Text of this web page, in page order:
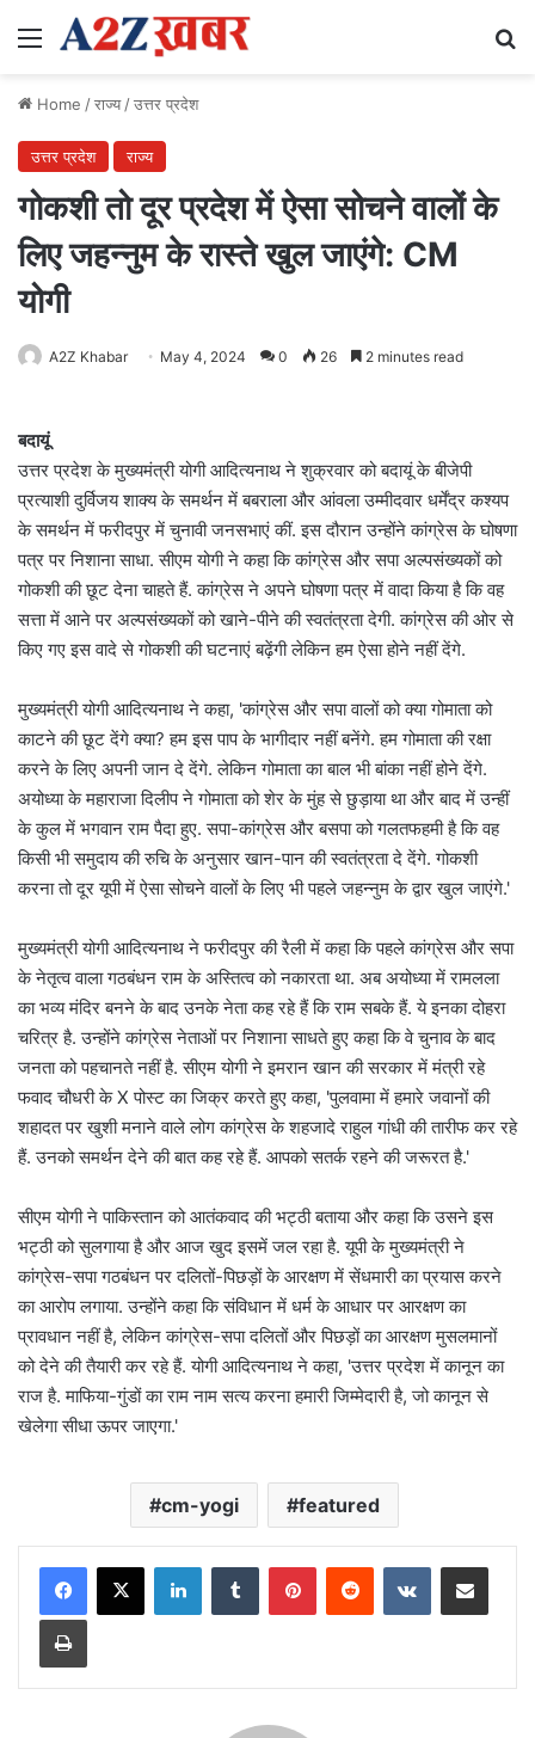
Menu
Home /राज्य/उत्तर प्रदेश
उत्तर प्रदेश राज्य
गोकशी तो दूर प्रदेश में ऐसा सोचने वालों के
लिए जहन्नुम के रास्ते खुल जाएंगे: CM
योगी
A2Z Khabar May 4, 2024 0 26 2 minutes read
बदायूं
उत्तर प्रदेश के मुख्यमंत्री योगी आदित्यनाथ ने शुक्रवार को बदायूं के बीजेपी
प्रत्याशी दुर्विजय शाक्य के समर्थन में बबराला और आंवला उम्मीदवार धर्मेंद्र कश्यप
के समर्थन में फरीदपुर में चुनावी जनसभाएं कीं. इस दौरान उन्होंने कांग्रेस के घोषणा
पत्र पर निशाना साधा. सीएम योगी ने कहा कि कांग्रेस और सपा अल्पसंख्यकों को
गोकशी की छूट देना चाहते हैं. कांग्रेस ने अपने घोषणा पत्र में वादा किया है कि वह
सत्ता में आने पर अल्पसंख्यकों को खाने-पीने की स्वतंत्रता देगी. कांग्रेस की ओर से
किए गए इस वादे से गोकशी की घटनाएं बढ़ेंगी लेकिन हम ऐसा होने नहीं देंगे.
मुख्यमंत्री योगी आदित्यनाथ ने कहा, 'कांग्रेस और सपा वालों को क्या गोमाता को
काटने की छूट देंगे क्या? हम इस पाप के भागीदार नहीं बनेंगे. हम गोमाता की रक्षा
करने के लिए अपनी जान दे देंगे. लेकिन गोमाता का बाल भी बांका नहीं होने देंगे.
अयोध्या के महाराजा दिलीप ने गोमाता को शेर के मुंह से छुड़ाया था और बाद में उन्हीं
के कुल में भगवान राम पैदा हुए. सपा-कांग्रेस और बसपा को गलतफहमी है कि वह
किसी भी समुदाय की रुचि के अनुसार खान-पान की स्वतंत्रता दे देंगे. गोकशी
करना तो दूर यूपी में ऐसा सोचने वालों के लिए भी पहले जहन्नुम के द्वार खुल जाएंगे.'
मुख्यमंत्री योगी आदित्यनाथ ने फरीदपुर की रैली में कहा कि पहले कांग्रेस और सपा
के नेतृत्व वाला गठबंधन राम के अस्तित्व को नकारता था. अब अयोध्या में रामलला
का भव्य मंदिर बनने के बाद उनके नेता कह रहे हैं कि राम सबके हैं. ये इनका दोहरा
चरित्र है. उन्होंने कांग्रेस नेताओं पर निशाना साधते हुए कहा कि वे चुनाव के बाद
जनता को पहचानते नहीं है. सीएम योगी ने इमरान खान की सरकार में मंत्री रहे
फवाद चौधरी के X पोस्ट का जिक्र करते हुए कहा, 'पुलवामा में हमारे जवानों की
शहादत पर खुशी मनाने वाले लोग कांग्रेस के शहजादे राहुल गांधी की तारीफ कर रहे
हैं. उनको समर्थन देने की बात कह रहे हैं. आपको सतर्क रहने की जरूरत है.'
सीएम योगी ने पाकिस्तान को आतंकवाद की भट्ठी बताया और कहा कि उसने इस
भट्ठी को सुलगाया है और आज खुद इसमें जल रहा है. यूपी के मुख्यमंत्री ने
कांग्रेस-सपा गठबंधन पर दलितों-पिछड़ों के आरक्षण में सेंधमारी का प्रयास करने
का आरोप लगाया. उन्होंने कहा कि संविधान में धर्म के आधार पर आरक्षण का
प्रावधान नहीं है, लेकिन कांग्रेस-सपा दलितों और पिछड़ों का आरक्षण मुसलमानों
को देने की तैयारी कर रहे हैं. योगी आदित्यनाथ ने कहा, 'उत्तर प्रदेश में कानून का
राज है. माफिया-गुंडों का राम नाम सत्य करना हमारी जिम्मेदारी है, जो कानून से
खेलेगा सीधा ऊपर जाएगा.'
cm-yogi featured
LinkedInTumblr PinterestReddit VKontakteShare via Email
Print